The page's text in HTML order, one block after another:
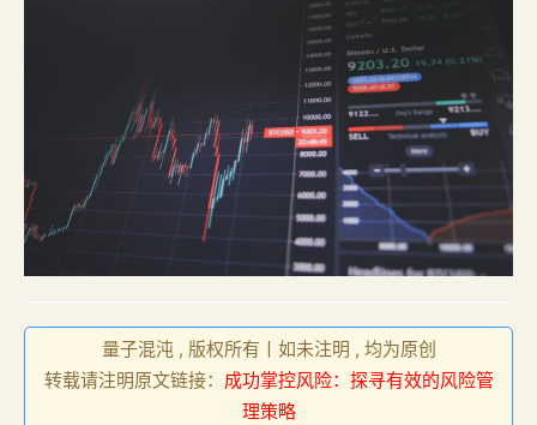
量子混沌 , 版权所有丨如未注明 , 均为原创
转载请注明原文链接： 成功掌控风险：探寻有效的风险管
理策略